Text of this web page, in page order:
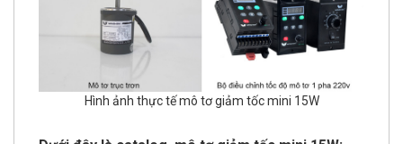
Hình ảnh thực tế mô tơ giảm tốc mini 15W